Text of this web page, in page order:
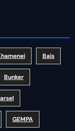
Bais
Bunker
GEMPA